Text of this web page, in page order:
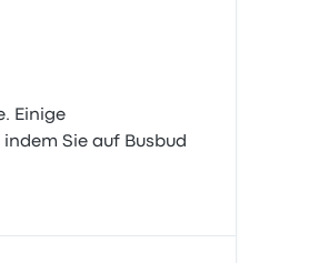
Einige
Sie auf Busbud